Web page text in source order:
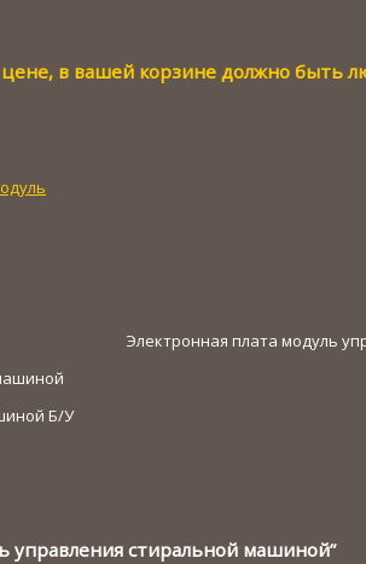
в вашей корзине должно быть
Электронная плата модуль
Б/У
управления стиральной машиной”